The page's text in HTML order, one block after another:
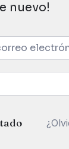
nuevo!